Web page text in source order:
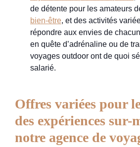
de détente pour les amateurs
bien-être, et des activités
répondre aux envies de
en quête d’adrénaline ou de
voyages outdoor ont de quoi
salarié.
Offres variées pour
des expériences sur-
notre agence de